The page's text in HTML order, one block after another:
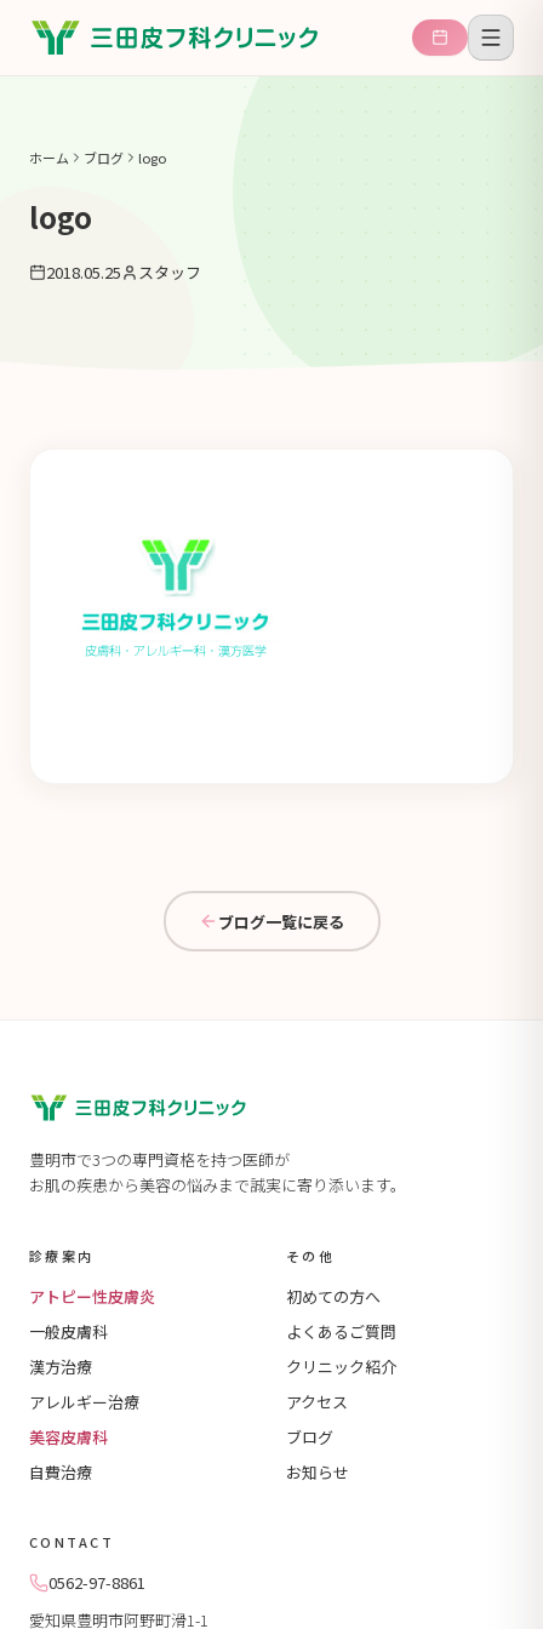
ホーム ブログ logo
logo
2018.05.25 スタッフ
ブログ一覧に戻る
豊明市で3つの専門資格を持つ医師が
お肌の疾患から美容の悩みまで誠実に寄り添います。
診療案内
アトピー性皮膚炎
一般皮膚科
漢方治療
アレルギー治療
美容皮膚科
自費治療
その他
初めての方へ
よくあるご質問
クリニック紹介
アクセス
ブログ
お知らせ
CONTACT
0562-97-8861
愛知県豊明市阿野町滑1-1